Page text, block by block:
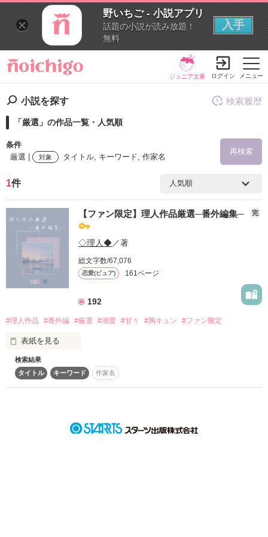
野いちご - 小説アプリ
話題の小説が読み放題！
無料
入手
メニュー
ジュニア文庫 ログイン
小説を探す
「厳選」の作品一覧・人気順
条件
厳選 |
対象 タイトル, キーワード, 作家名
再検索
検索ワード
を含む
詳しく検索
タイトル キーワード 作家名 表紙コメント
あらすじ
ジャンル
全て 完結 更新中
検索履歴
1件
【ファン限定】理人作品厳選─番外編集─ 完
◇理人◆／著
総文字数/67,076
恋愛(ピュア) 161ページ
192
#理人作品 #番外編 #厳選 #溺愛 #甘々 #胸キュン #ファン限定
表紙を見る
理人作品厳選─番外編集─
検索結果
タイトル
キーワード 作家名